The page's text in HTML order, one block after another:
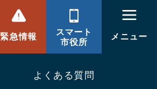
緊急情報
スマート
市役所
メニュー
よくある質問